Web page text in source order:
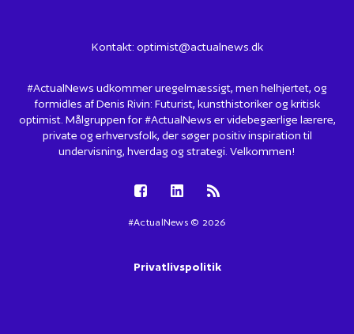
Kontakt: optimist@actualnews.dk
#ActualNews udkommer uregelmæssigt, men helhjertet, og
formidles af Denis Rivin: Futurist, kunsthistoriker og kritisk
optimist. Målgruppen for #ActualNews er videbegærlige lærere,
private og erhvervsfolk, der søger positiv inspiration til
undervisning, hverdag og strategi. Velkommen!
#ActualNews © 2026
Privatlivspolitik